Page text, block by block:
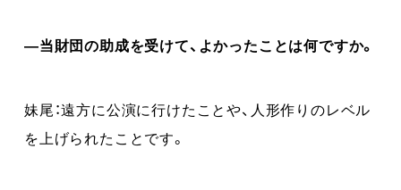
―当財団の助成を受けて、よかったことは何ですか。
妹尾：遠方に公演に行けたことや、人形作りのレベル
を上げられたことです。